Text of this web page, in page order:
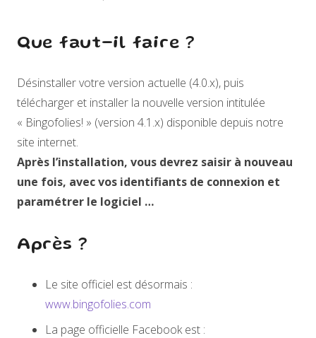
Que faut-il faire ?
Désinstaller votre version actuelle (4.0.x), puis
télécharger et installer la nouvelle version intitulée
« Bingofolies! » (version 4.1.x) disponible depuis notre
site internet.
Après l’installation, vous devrez saisir à nouveau
une fois, avec vos identifiants de connexion et
paramétrer le logiciel …
Après ?
Le site officiel est désormais :
www.bingofolies.com
La page officielle Facebook est :